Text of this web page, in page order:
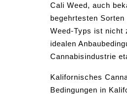
Cali Weed, auch
begehrtesten
Weed-Typs ist nicht
idealen
Cannabisindustrie
Kalifornisches
Bedingungen in